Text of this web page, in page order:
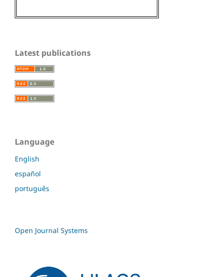
Latest publications
Language
English
español
português
Open Journal Systems